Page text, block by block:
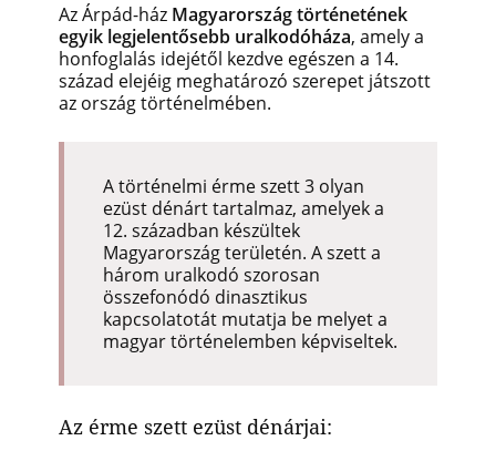
Az Árpád-ház Magyarország történetének
egyik legjelentősebb uralkodóháza, amely a
honfoglalás idejétől kezdve egészen a 14.
század elejéig meghatározó szerepet játszott
az ország történelmében.
A történelmi érme szett 3 olyan
ezüst dénárt tartalmaz, amelyek a
12. században készültek
Magyarország területén. A szett a
három uralkodó szorosan
összefonódó dinasztikus
kapcsolatotát mutatja be melyet a
magyar történelemben képviseltek.
Az érme szett ezüst dénárjai: